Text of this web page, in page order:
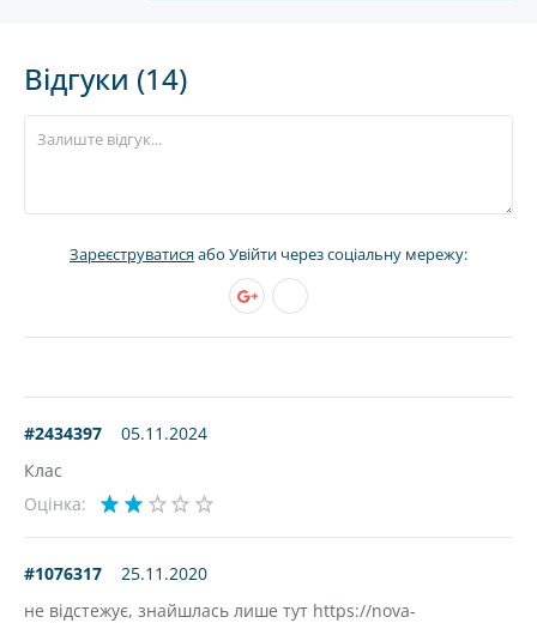
Відгуки (14)
Зареєструватисяабо Увійти через соціальну мережу:
#2434397
05.11.2024
Клас
Оцінка:
#1076317
25.11.2020
не відстежує, знайшлась лише тут https://nova-